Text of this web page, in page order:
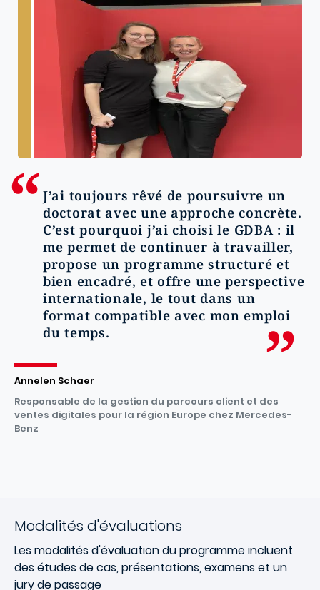
J’ai toujours rêvé de poursuivre un
doctorat avec une approche concrète.
C’est pourquoi j’ai choisi le GDBA : il
me permet de continuer à travailler,
propose un programme structuré et
bien encadré, et offre une perspective
internationale, le tout dans un
format compatible avec mon emploi
du temps.
Annelen Schaer
Responsable de la gestion du parcours client et des
ventes digitales pour la région Europe chez Mercedes-
Benz
Modalités d'évaluations
Les modalités d'évaluation du programme incluent
des études de cas, présentations, examens et un
jury de passage